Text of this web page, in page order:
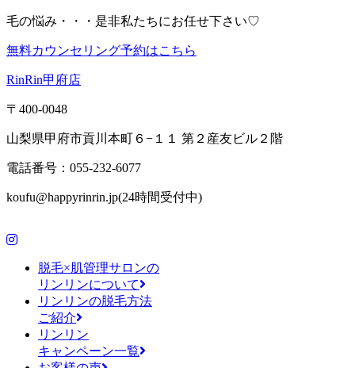
毛の悩み・・・是非私たちにお任せ下さい♡
無料カウンセリング予約はこちら
RinRin甲府店
〒400-0048
山梨県甲府市貢川本町６−１１ 第２産友ビル２階
電話番号：055-232-6077
koufu@happyrinrin.jp(24時間受付中)
脱毛×肌管理サロンの
リンリンについて
リンリンの脱毛方法
ご紹介
リンリン
キャンペーン一覧